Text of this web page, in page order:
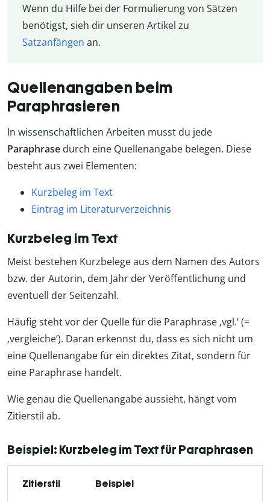
Wenn du Hilfe bei der Formulierung von Sätzen
benötigst, sieh dir unseren Artikel zu
Satzanfängen an.
Quellenangaben beim
Paraphrasieren
In wissenschaftlichen Arbeiten musst du jede
Paraphrase durch eine Quellenangabe belegen. Diese
besteht aus zwei Elementen:
Kurzbeleg im Text
Eintrag im Literaturverzeichnis
Kurzbeleg im Text
Meist bestehen Kurzbelege aus dem Namen des Autors
bzw. der Autorin, dem Jahr der Veröffentlichung und
eventuell der Seitenzahl.
Häufig steht vor der Quelle für die Paraphrase ‚vgl.‘ (=
‚vergleiche‘). Daran erkennst du, dass es sich nicht um
eine Quellenangabe für ein direktes Zitat, sondern für
eine Paraphrase handelt.
Wie genau die Quellenangabe aussieht, hängt vom
Zitierstil ab.
Beispiel: Kurzbeleg im Text für Paraphrasen
Zitierstil Beispiel